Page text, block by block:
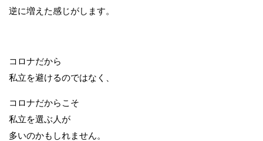
逆に増えた感じがします。
コロナだから
私立を避けるのではなく、
コロナだからこそ
私立を選ぶ人が
多いのかもしれません。